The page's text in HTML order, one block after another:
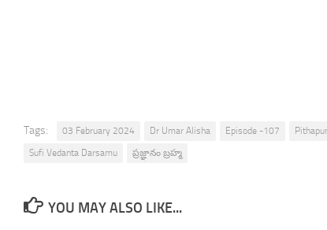
Tags: 03 February 2024 Dr Umar Alisha Episode -107
Sufi Vedanta Darsamu
ప్రజ్ఞానం బ్రహ్మ
YOU MAY ALSO LIKE...